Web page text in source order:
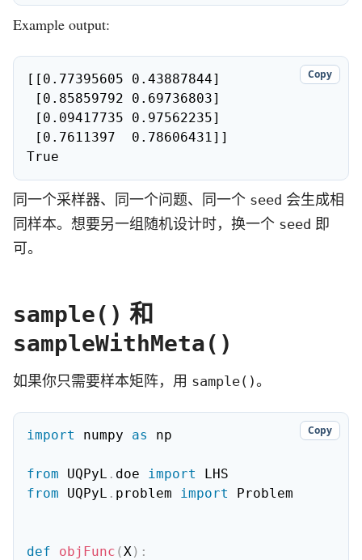
Example output:
[[0.77395605 0.43887844]
True
Copy
同一个采样器、同一个问题、同一个 seed 会生成相
同样本。想要另一组随机设计时，换一个 seed 即
可。
sample() 和
sampleWithMeta()
如果你只需要样本矩阵，用 sample()。
import numpy as np
from UQPyL . doe import
from UQPyL . problem import Problem
def objFunc (X) :
Copy